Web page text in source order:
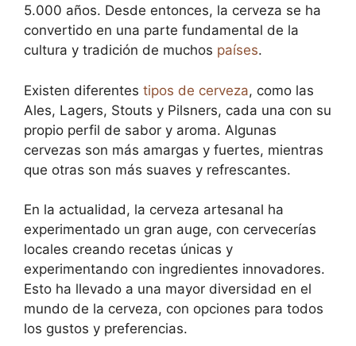
5.000 años. Desde entonces, la cerveza se ha
convertido en una parte fundamental de la
cultura y tradición de muchos países.
Existen diferentes tipos de cerveza, como las
Ales, Lagers, Stouts y Pilsners, cada una con su
propio perfil de sabor y aroma. Algunas
cervezas son más amargas y fuertes, mientras
que otras son más suaves y refrescantes.
En la actualidad, la cerveza artesanal ha
experimentado un gran auge, con cervecerías
locales creando recetas únicas y
experimentando con ingredientes innovadores.
Esto ha llevado a una mayor diversidad en el
mundo de la cerveza, con opciones para todos
los gustos y preferencias.